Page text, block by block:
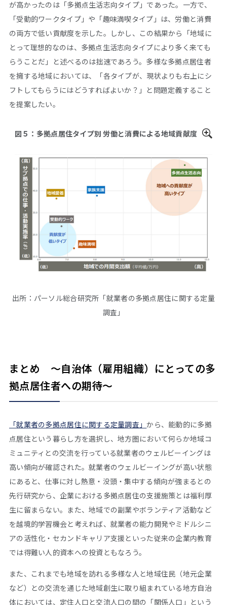
が高かったのは「多拠点生活志向タイプ」であった。一方で、
「受動的ワークタイプ」や「趣味満喫タイプ」は、労働と消費
の両方で低い貢献度を示した。しかし、この結果から「地域に
とって理想的なのは、多拠点生活志向タイプにより多く来ても
らうことだ」と述べるのは拙速であろう。多様な多拠点居住者
を擁する地域においては、「各タイプが、現状よりも右上にシ
フトしてもらうにはどうすればよいか？」と問題定義すること
を提案したい。
図５：多拠点居住タイプ別 労働と消費による地域貢献度
出所：パーソル総合研究所「就業者の多拠点居住に関する定量
調査」
まとめ ～自治体（雇用組織）にとっての多
拠点居住者への期待～
「就業者の多拠点居住に関する定量調査」から、能動的に多拠
点居住という暮らし方を選択し、地方圏において何らか地域コ
ミュニティとの交流を行っている就業者のウェルビーイングは
高い傾向が確認された。就業者のウェルビーイングが高い状態
にあると、仕事に対し熱意・没頭・集中する傾向が強まるとの
先行研究から、企業における多拠点居住の支援施策とは福利厚
生に留まらない。また、地域での副業やボランティア活動など
を越境的学習機会と考えれば、就業者の能力開発やミドルシニ
アの活性化・セカンドキャリア支援といった従来の企業内教育
では得難い人的資本への投資ともなろう。
また、これまでも地域を訪れる多様な人と地域住民（地元企業
など）との交流を通じた地域創生に取り組まれている地方自治
体においては、定住人口と交流人口の間の「関係人口」という